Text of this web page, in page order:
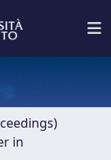
in